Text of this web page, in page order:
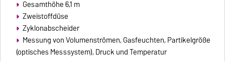
Gesamthöhe 6,1 m
Zweistoffdüse
Zyklonabscheider
Messung von Volumenströmen, Gasfeuchten, Partikelgröße
(optisches Messsystem), Druck und Temperatur